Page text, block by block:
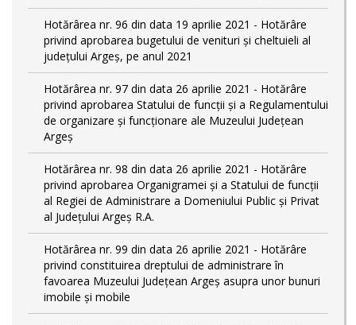
Hotărârea nr. 96 din data 19 aprilie 2021 - Hotărâre
privind aprobarea bugetului de venituri și cheltuieli al
județului Argeș, pe anul 2021
Hotărârea nr. 97 din data 26 aprilie 2021 - Hotărâre
privind aprobarea Statului de funcții și a Regulamentului
de organizare și funcționare ale Muzeului Județean
Argeș
Hotărârea nr. 98 din data 26 aprilie 2021 - Hotărâre
privind aprobarea Organigramei și a Statului de funcţii
al Regiei de Administrare a Domeniului Public şi Privat
al Judeţului Argeş R.A.
Hotărârea nr. 99 din data 26 aprilie 2021 - Hotărâre
privind constituirea dreptului de administrare în
favoarea Muzeului Județean Argeș asupra unor bunuri
imobile și mobile